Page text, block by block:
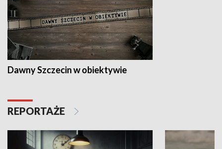
Dawny Szczecin w obiektywie
REPORTAŻE